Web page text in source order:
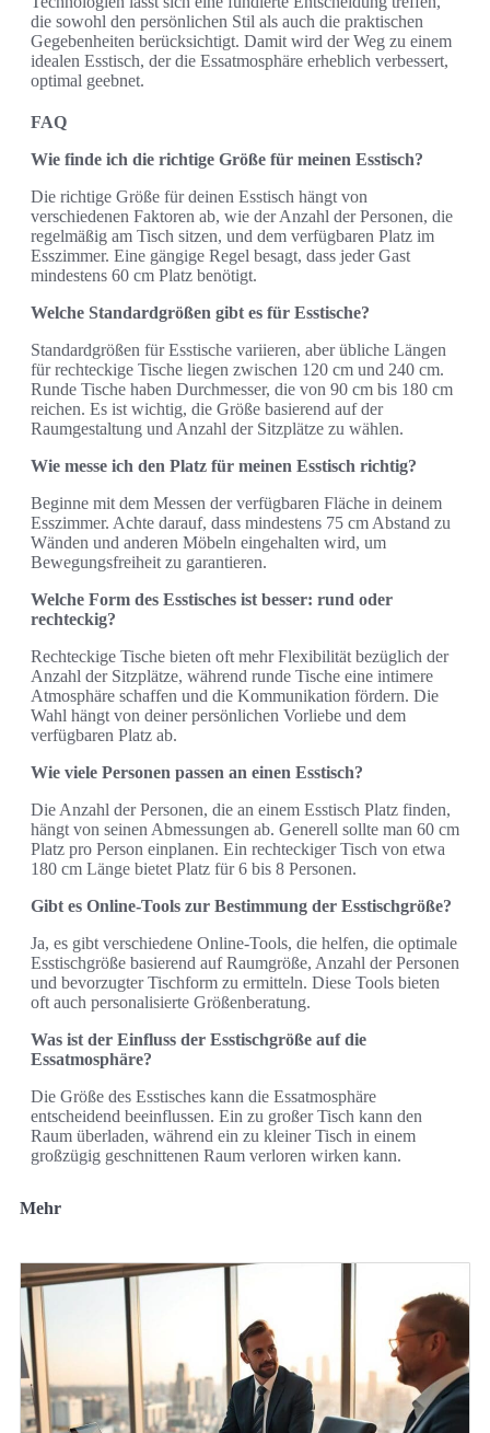
die sowohl den persönlichen Stil als auch die praktischen
Gegebenheiten berücksichtigt. Damit wird der Weg zu einem
idealen Esstisch, der die Essatmosphäre erheblich verbessert,
optimal geebnet.
FAQ
Wie finde ich die richtige Größe für meinen Esstisch?
Die richtige Größe für deinen Esstisch hängt von
verschiedenen Faktoren ab, wie der Anzahl der Personen, die
regelmäßig am Tisch sitzen, und dem verfügbaren Platz im
Esszimmer. Eine gängige Regel besagt, dass jeder Gast
mindestens 60 cm Platz benötigt.
Welche Standardgrößen gibt es für Esstische?
Standardgrößen für Esstische variieren, aber übliche Längen
für rechteckige Tische liegen zwischen 120 cm und 240 cm.
Runde Tische haben Durchmesser, die von 90 cm bis 180 cm
reichen. Es ist wichtig, die Größe basierend auf der
Raumgestaltung und Anzahl der Sitzplätze zu wählen.
Wie messe ich den Platz für meinen Esstisch richtig?
Beginne mit dem Messen der verfügbaren Fläche in deinem
Esszimmer. Achte darauf, dass mindestens 75 cm Abstand zu
Wänden und anderen Möbeln eingehalten wird, um
Bewegungsfreiheit zu garantieren.
Welche Form des Esstisches ist besser: rund oder
rechteckig?
Rechteckige Tische bieten oft mehr Flexibilität bezüglich der
Anzahl der Sitzplätze, während runde Tische eine intimere
Atmosphäre schaffen und die Kommunikation fördern. Die
Wahl hängt von deiner persönlichen Vorliebe und dem
verfügbaren Platz ab.
Wie viele Personen passen an einen Esstisch?
Die Anzahl der Personen, die an einem Esstisch Platz finden,
hängt von seinen Abmessungen ab. Generell sollte man 60 cm
Platz pro Person einplanen. Ein rechteckiger Tisch von etwa
180 cm Länge bietet Platz für 6 bis 8 Personen.
Gibt es Online-Tools zur Bestimmung der Esstischgröße?
Ja, es gibt verschiedene Online-Tools, die helfen, die optimale
Esstischgröße basierend auf Raumgröße, Anzahl der Personen
und bevorzugter Tischform zu ermitteln. Diese Tools bieten
oft auch personalisierte Größenberatung.
Was ist der Einfluss der Esstischgröße auf die
Essatmosphäre?
Die Größe des Esstisches kann die Essatmosphäre
entscheidend beeinflussen. Ein zu großer Tisch kann den
Raum überladen, während ein zu kleiner Tisch in einem
großzügig geschnittenen Raum verloren wirken kann.
Mehr